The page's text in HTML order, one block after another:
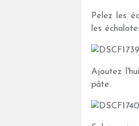
Pelez les
les
Ajoutez
pâte.